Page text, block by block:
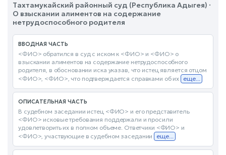
Тахтамукайский районный суд (Республика Адыгея) ·
О взыскании алиментов на содержание
нетрудоспособного родителя
ВВОДНАЯ ЧАСТЬ
<ФИО> обратился в суд с иском к <ФИО> и <ФИО> о
взыскании алиментов на содержание нетрудоспособного
родителя, в обосновании иска указав, что истец является отцом
<ФИО>, <ФИО>, что подтверждается справками об их еще...
ОПИСАТЕЛЬНАЯ ЧАСТЬ
В судебном заседании истец <ФИО> и его представитель
<ФИО> исковые требования поддержали и просили
удовлетворить их в полном объеме. Ответчики <ФИО> и
<ФИО>, участвующие в судебном заседании еще...